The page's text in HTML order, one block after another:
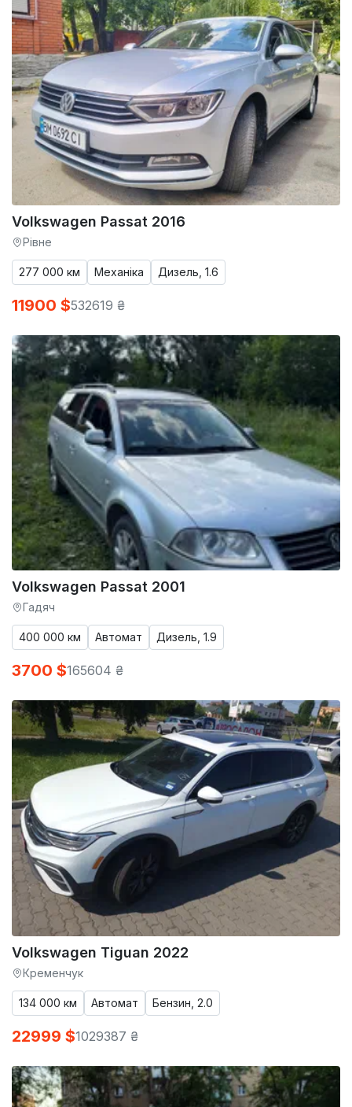
Volkswagen Passat 2016
Рівне
277 000 км Механіка Дизель, 1.6
11900 $532619 ₴
Volkswagen Passat 2001
Гадяч
400 000 км Автомат Дизель, 1.9
3700 $165604 ₴
Volkswagen Tiguan 2022
Кременчук
134 000 км Автомат Бензин, 2.0
22999 $1029387 ₴